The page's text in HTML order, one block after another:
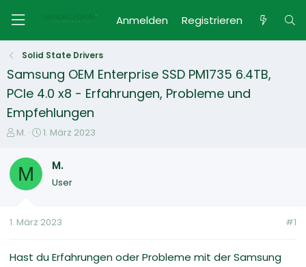
Anmelden Registrieren
Solid State Drivers
Samsung OEM Enterprise SSD PM1735 6.4TB,
PCIe 4.0 x8 - Erfahrungen, Probleme und
Empfehlungen
E
s
e
e
M.
E
t
m
1. März 2023
M M.
User
1. März 2023 #1
Hast du Erfahrungen oder Probleme mit der Samsung